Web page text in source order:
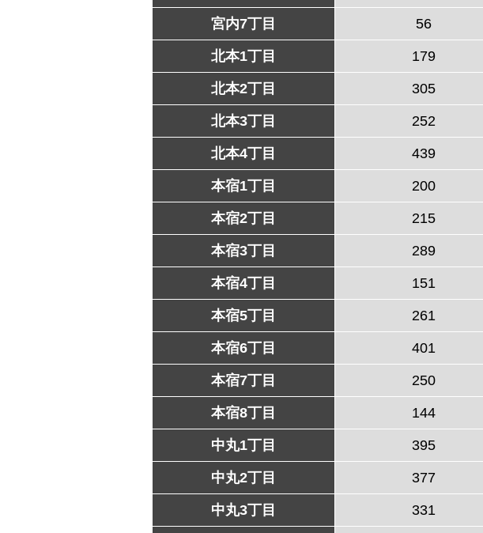
宮内7丁目 56
北本1丁目 179
北本2丁目 305
北本3丁目 252
北本4丁目 439
本宿1丁目 200
本宿2丁目 215
本宿3丁目 289
本宿4丁目 151
本宿5丁目 261
本宿6丁目 401
本宿7丁目 250
本宿8丁目 144
中丸1丁目 395
中丸2丁目 377
中丸3丁目 331